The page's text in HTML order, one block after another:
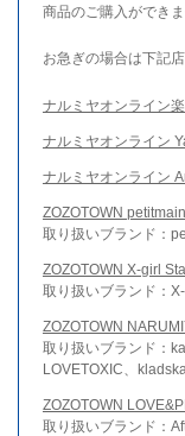
商品のご購入ができま
お急ぎの場合は下記
ナルミヤオンライン
ナルミヤオンライン
ナルミヤオンライン
ZOZOTOWN
取り扱いブランド：
ZOZOTOWN X-girl
取り扱いブランド：
ZOZOTOWN
取り扱いブランド：
LOVETOXIC、
ZOZOTOWN
取り扱いブランド：